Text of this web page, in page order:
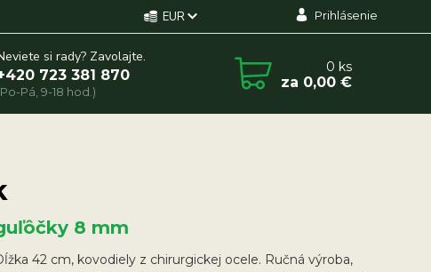
EUR Prihlásenie
si rady? Zavolajte.
723 381 870
Pá, 9-18 hod.)
0 ks
za 0,00 €
8 mm
42 cm, kovodiely z chirurgickej ocele. Ručná výroba,